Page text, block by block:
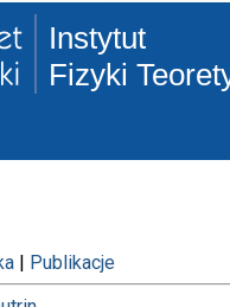
Instytut
Fizyki
| Publikacje